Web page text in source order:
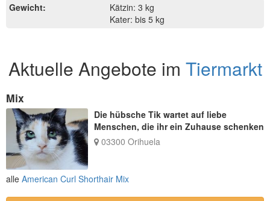
Gewicht:
Kätzin: 3 kg
Kater: bis 5 kg
Aktuelle Angebote im Tiermarkt
Mix
Die hübsche Tik wartet auf liebe
Menschen, die ihr ein Zuhause schenken
03300 Orihuela
alle American Curl Shorthair Mix